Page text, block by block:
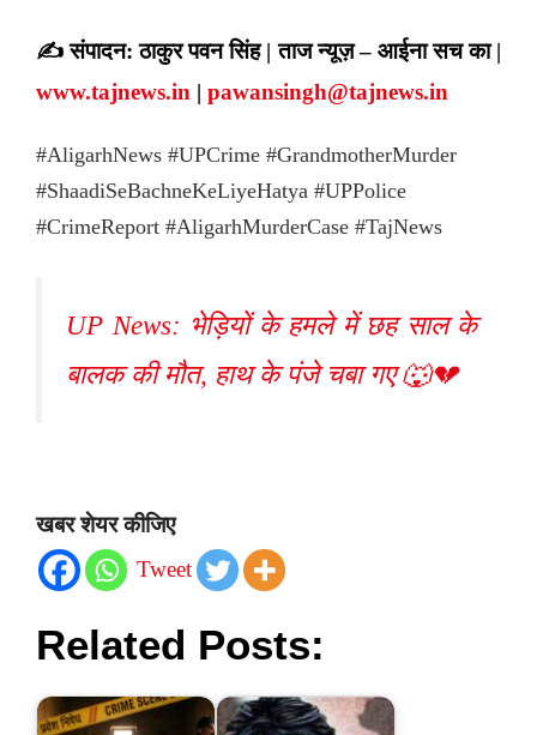
✍️ संपादन: ठाकुर पवन सिंह | ताज न्यूज़ – आईना सच का |
www.tajnews.in | pawansingh@tajnews.in
#AligarhNews #UPCrime #GrandmotherMurder
#ShaadiSeBachneKeLiyeHatya #UPPolice
#CrimeReport #AligarhMurderCase #TajNews
UP News: भेड़ियों के हमले में छह साल के
बालक की मौत, हाथ के पंजे चबा गए 🐺💔
खबर शेयर कीजिए
Tweet
Related Posts: